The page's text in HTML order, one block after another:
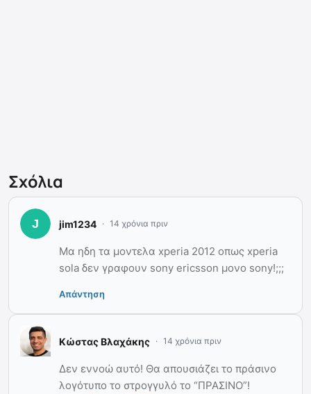
Σχόλια
jim1234 14 χρόνια πριν
Μα ηδη τα μοντελα xperia 2012 οπως xperia
sola δεν γραφουν sony ericsson μονο sony!;;;
Απάντηση
Κώστας Βλαχάκης 14 χρόνια πριν
Δεν εννοώ αυτό! Θα απουσιάζει το πράσινο
λογότυπο το στρογγυλό το “ΠΡΑΣΙΝΟ”!